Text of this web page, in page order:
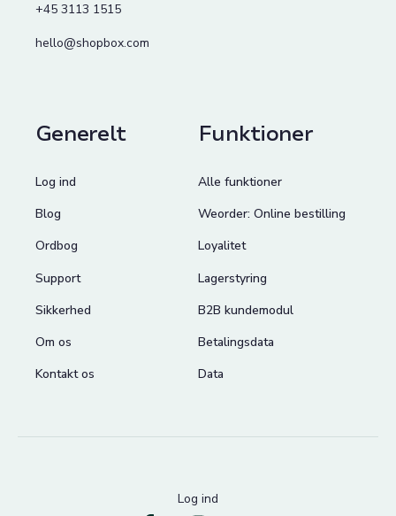
+45 3113 1515
hello@shopbox.com
Generelt
Log ind
Blog
Ordbog
Support
Sikkerhed
Om os
Kontakt os
Funktioner
Alle funktioner
Weorder: Online bestilling
Loyalitet
Lagerstyring
B2B kundemodul
Betalingsdata
Data
Log ind